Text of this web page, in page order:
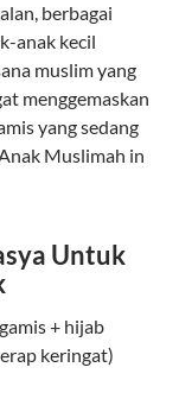
berbagai
anak kecil
muslim yang
menggemaskan
yang sedang
Muslimah in
Untuk
+ hijab
keringat)